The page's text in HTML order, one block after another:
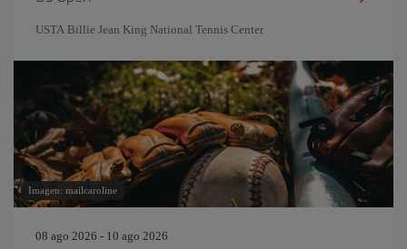
USTA Billie Jean King National Tennis Center
Imagen: mailcaroline
08 ago 2026 - 10 ago 2026